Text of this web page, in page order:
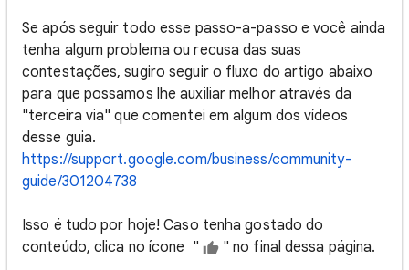
Se após seguir todo esse passo-a-passo e você ainda
tenha algum problema ou recusa das suas
contestações, sugiro seguir o fluxo do artigo abaixo
para que possamos lhe auxiliar melhor através da
"terceira via" que comentei em algum dos vídeos
desse guia.
https://support.google.com/business/community-
guide/301204738
Isso é tudo por hoje! Caso tenha gostado do
conteúdo, clica no ícone "
" no final dessa página.